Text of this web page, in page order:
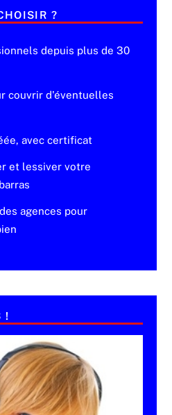
?
depuis plus de 30
couvrir d'éventuelles
avec certificat
et lessiver votre
agences pour
!